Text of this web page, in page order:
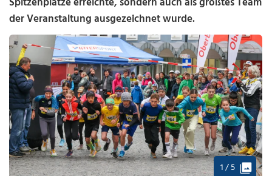
der Veranstaltung ausgezeichnet wurde.
1 / 5